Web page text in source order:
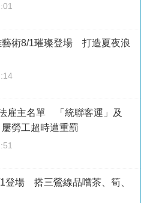
藝術8/1璀璨登場 打造夏夜浪
雇主名單 「統聯客運」及
屢勞工超時遭重罰
登場 搭三鶯線品嚐茶、筍、